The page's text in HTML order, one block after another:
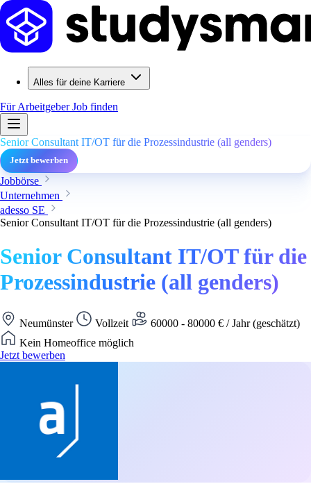
Alles für deine Karriere
Für ArbeitgeberJob finden
Senior Consultant IT/OT für die Prozessindustrie (all genders)
Jetzt bewerben
Jobbörse
Unternehmen
adesso SE
Senior Consultant IT/OT für die Prozessindustrie (all genders)
Senior Consultant IT/OT für die
Prozessindustrie (all genders)
Neumünster Vollzeit
60000 - 80000 € / Jahr (geschätzt)
Kein Homeoffice möglich
Jetzt bewerben